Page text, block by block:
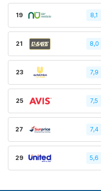
19 8,1
21 8,0
23 7,9
25 7,5
27 7,4
29 5,6